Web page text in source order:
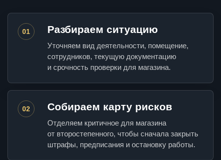
01 Разбираем ситуацию
Уточняем вид деятельности, помещение,
сотрудников, текущую документацию
и срочность проверки для магазина.
02 Собираем карту рисков
Отделяем критичное для магазина
от второстепенного, чтобы сначала закрыть
штрафы, предписания и остановку работы.